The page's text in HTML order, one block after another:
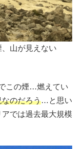
山が見えない
この煙…燃えてい
のだろう…と思い
では過去最大規模